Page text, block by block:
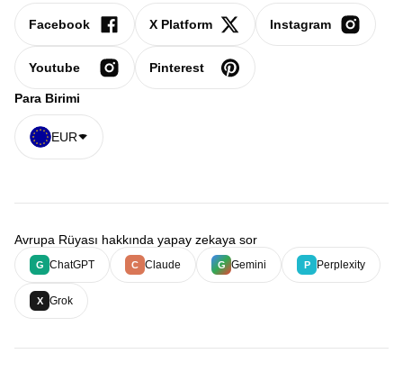
Facebook X Platform Instagram
Youtube Pinterest
Para Birimi
EUR
Avrupa Rüyası hakkında yapay zekaya sor
G ChatGPT C Claude G Gemini P Perplexity
X Grok